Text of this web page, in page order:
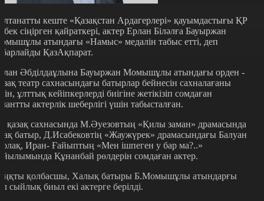
кеште «Қазақстан Ардагерлері» қауымдастығы ҚР
сіңірген қайраткері, актер Ерлан Біләлға Бауыржан
атындағы «Намыс» медалін табыс етті, деп
ҚазАқпарат.
Әбділдаұлына Бауыржан Момышұлы атындағы орден -
театр сахнасындағы батырлар бейнесін сахналағаны
ұлттық кейіпкерлерді биігіне жетікізіп сомдаған
актерлік шеберлігі үшін табысталған.
қазақ сахнасында М.Әуезовтың «Қилы заман» драмасында
батыр, Д.Исабековтің «Жаужүрек» драмасындағы Балуан
Иран- Ғайыптың «Мен ішпеген у бар ма?..»
Құнанбай рөлдерін сомдаған актер.
қолбасшы, Халық батыры Б.Момышұлы атындарғы
сыйлық биыл екі актерге берілді.